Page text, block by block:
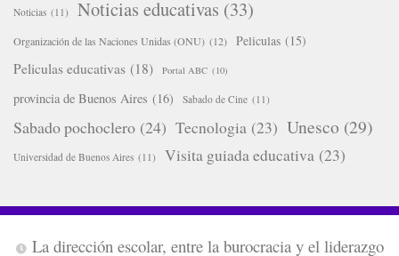
Noticias (11) Noticias educativas (33)
Organización de las Naciones Unidas (ONU) (12) Peliculas (15)
Peliculas educativas (18) Portal ABC (10)
provincia de Buenos Aires (16) Sabado de Cine (11)
Sabado pochoclero (24) Tecnologia (23) Unesco (29)
Universidad de Buenos Aires (11) Visita guiada educativa (23)
La dirección escolar, entre la burocracia y el liderazgo